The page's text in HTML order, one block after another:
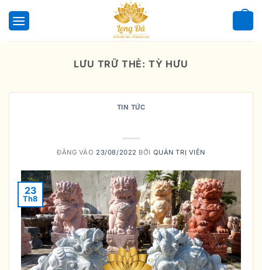
qua
LƯU TRỮ THẺ: TỲ HƯU
TIN TỨC
ĐĂNG VÀO 23/08/2022 BỞI QUẢN TRỊ VIÊN
23
Th8